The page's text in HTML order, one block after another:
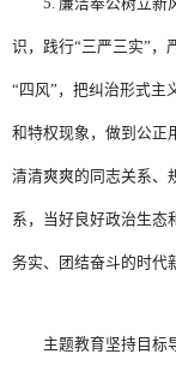
5. 廉洁奉公树立新
识，践行“三严三实”，
“四风”，把纠治形式主
和特权现象，做到公正
清清爽爽的同志关系、
系，当好良好政治生态
务实、团结奋斗的时代
主题教育坚持目标